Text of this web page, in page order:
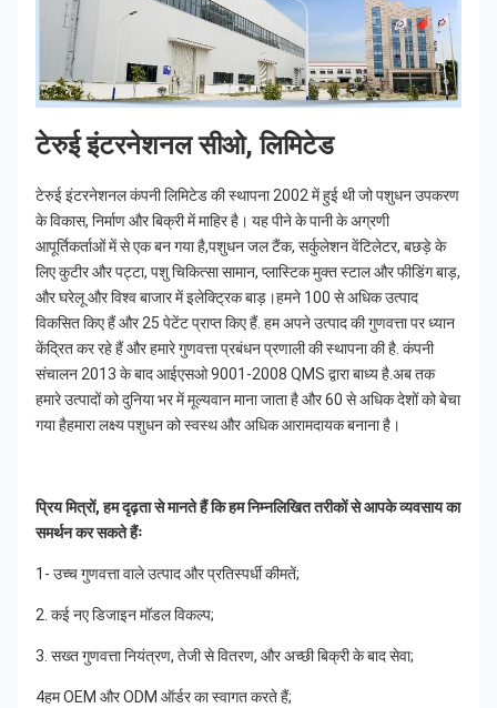
टेरुई इंटरनेशनल सीओ, लिमिटेड
टेरुई इंटरनेशनल कंपनी लिमिटेड की स्थापना 2002 में हुई थी जो पशुधन उपकरण
के विकास, निर्माण और बिक्री में माहिर है। यह पीने के पानी के अग्रणी
आपूर्तिकर्ताओं में से एक बन गया है,पशुधन जल टैंक, सर्कुलेशन वेंटिलेटर, बछड़े के
लिए कुटीर और पट्टा, पशु चिकित्सा सामान, प्लास्टिक मुक्त स्टाल और फीडिंग बाड़,
और घरेलू और विश्व बाजार में इलेक्ट्रिक बाड़।हमने 100 से अधिक उत्पाद
विकसित किए हैं और 25 पेटेंट प्राप्त किए हैं. हम अपने उत्पाद की गुणवत्ता पर ध्यान
केंद्रित कर रहे हैं और हमारे गुणवत्ता प्रबंधन प्रणाली की स्थापना की है. कंपनी
संचालन 2013 के बाद आईएसओ 9001-2008 QMS द्वारा बाध्य है.अब तक
हमारे उत्पादों को दुनिया भर में मूल्यवान माना जाता है और 60 से अधिक देशों को बेचा
गया हैहमारा लक्ष्य पशुधन को स्वस्थ और अधिक आरामदायक बनाना है।
प्रिय मित्रों, हम दृढ़ता से मानते हैं कि हम निम्नलिखित तरीकों से आपके व्यवसाय का
समर्थन कर सकते हैंः
1- उच्च गुणवत्ता वाले उत्पाद और प्रतिस्पर्धी कीमतें;
2. कई नए डिजाइन मॉडल विकल्प;
3. सख्त गुणवत्ता नियंत्रण, तेजी से वितरण, और अच्छी बिक्री के बाद सेवा;
4हम OEM और ODM ऑर्डर का स्वागत करते हैं;